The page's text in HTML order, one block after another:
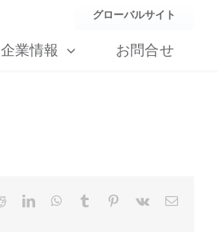
グローバルサイト
企業情報 お問合せ
RedditLinkedInWhatsApp
Tumblr Pinterest
Vk Email